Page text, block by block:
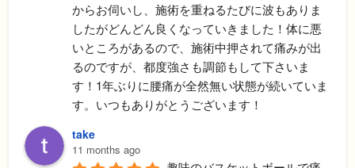
からお伺いし、施術を重ねるたびに波もありま
したがどんどん良くなっていきました！体に悪
いところがあるので、施術中押されて痛みが出
るのですが、都度強さも調節もして下さいま
す！1年ぶりに腰痛が全然無い状態が続いていま
す。いつもありがとうございます！
take
11 months ago